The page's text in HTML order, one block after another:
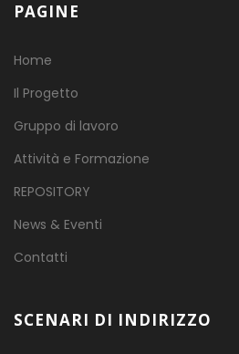
PAGINE
Home
Il Progetto
Gruppo di lavoro
Attività e Formazione
REPOSITORY
News & Eventi
Contatti
SCENARI DI INDIRIZZO